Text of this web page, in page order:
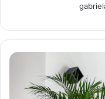
Em primeiro lugar, a
setorizar as roupinhas
de passeio, produtos
para ficar em casa,